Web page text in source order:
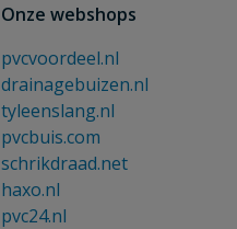
Onze webshops
pvcvoordeel.nl
drainagebuizen.nl
tyleenslang.nl
pvcbuis.com
schrikdraad.net
haxo.nl
pvc24.nl